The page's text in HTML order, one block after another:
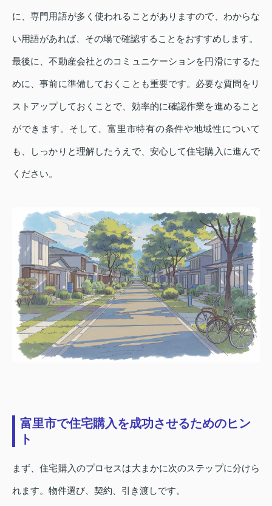
に、専門用語が多く使われることがありますので、わからな
い用語があれば、その場で確認することをおすすめします。
最後に、不動産会社とのコミュニケーションを円滑にするた
めに、事前に準備しておくことも重要です。必要な質問をリ
ストアップしておくことで、効率的に確認作業を進めること
ができます。そして、富里市特有の条件や地域性について
も、しっかりと理解したうえで、安心して住宅購入に進んで
ください。
富里市で住宅購入を成功させるためのヒン
ト
まず、住宅購入のプロセスは大まかに次のステップに分けら
れます。物件選び、契約、引き渡しです。